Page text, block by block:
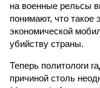
на военные рельсы
понимают, что
экономической
убийству страны.
Теперь политологи
причиной столь